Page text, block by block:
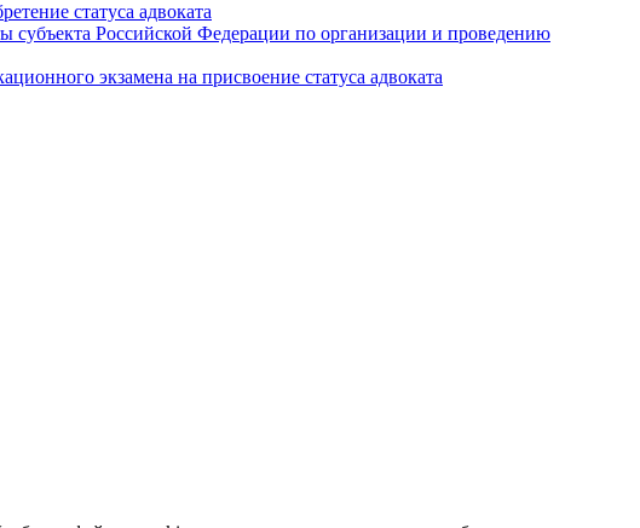
статуса адвоката
субъекта Российской Федерации по организации и проведению
экзамена на присвоение статуса адвоката